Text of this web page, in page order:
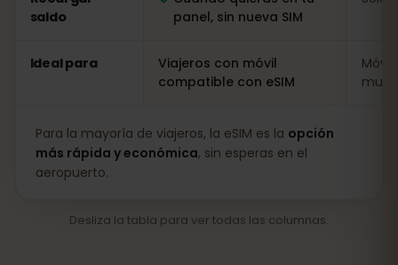
saldo
panel, sin nueva SIM
Ideal para
Viajeros con móvil
compatible con eSIM
muy
Para la mayoría de viajeros, la eSIM es la opción
más rápida y económica, sin esperas en el
aeropuerto.
Desliza la tabla para ver todas las columnas.